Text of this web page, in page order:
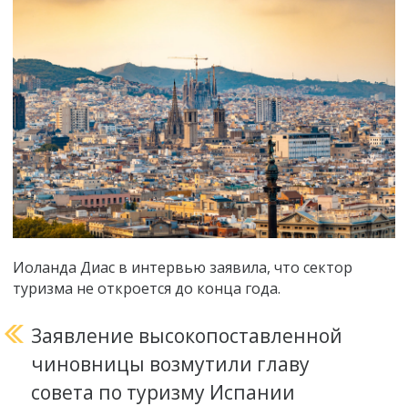
Иоланда Диас в интервью заявила, что сектор
туризма не откроется до конца года.
Заявление высокопоставленной
чиновницы возмутили главу
совета по туризму Испании